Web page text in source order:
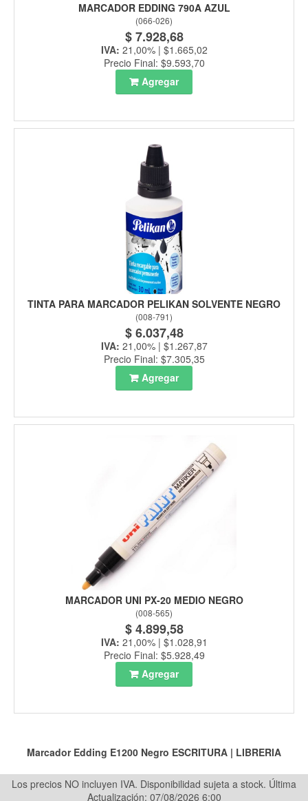
MARCADOR EDDING 790A AZUL
(066-026)
$ 7.928,68
IVA: 21,00% | $1.665,02
Precio Final: $9.593,70
Agregar
TINTA PARA MARCADOR PELIKAN SOLVENTE NEGRO
(008-791)
$ 6.037,48
IVA: 21,00% | $1.267,87
Precio Final: $7.305,35
Agregar
MARCADOR UNI PX-20 MEDIO NEGRO
(008-565)
$ 4.899,58
IVA: 21,00% | $1.028,91
Precio Final: $5.928,49
Agregar
Marcador Edding E1200 Negro ESCRITURA | LIBRERIA
Los precios NO incluyen IVA. Disponibilidad sujeta a stock. Última
Actualización: 07/08/2026 6:00